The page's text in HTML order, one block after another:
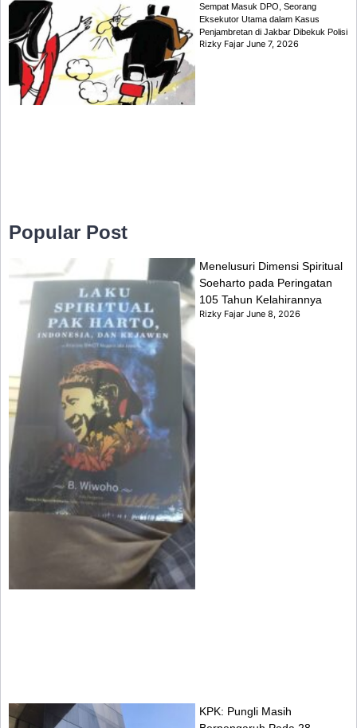
Sempat Masuk DPO, Seorang
Eksekutor Utama dalam Kasus
Penjambretan di Jakbar Dibekuk Polisi
Rizky FajarJune 7, 2026
Popular Post
Menelusuri Dimensi Spiritual
Soeharto pada Peringatan
105 Tahun Kelahirannya
Rizky FajarJune 8, 2026
KPK: Pungli Masih